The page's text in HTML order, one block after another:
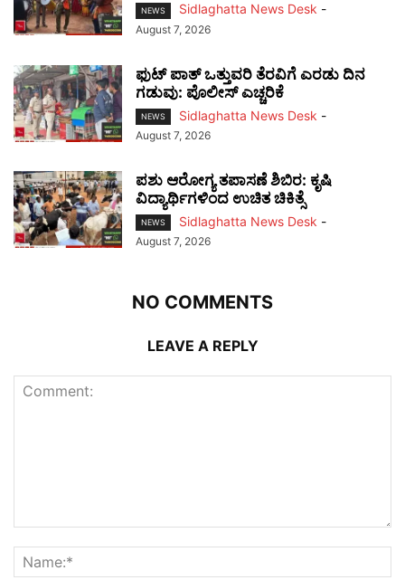
NEWS Sidlaghatta News Desk -
August 7, 2026
ಫುಟ್‌ ಪಾತ್ ಒತ್ತುವರಿ ತೆರವಿಗೆ ಎರಡು ದಿನ
ಗಡುವು: ಪೊಲೀಸ್ ಎಚ್ಚರಿಕೆ
NEWS Sidlaghatta News Desk -
August 7, 2026
ಪಶು ಆರೋಗ್ಯ ತಪಾಸಣೆ ಶಿಬಿರ: ಕೃಷಿ
ವಿದ್ಯಾರ್ಥಿಗಳಿಂದ ಉಚಿತ ಚಿಕಿತ್ಸೆ
NEWS Sidlaghatta News Desk -
August 7, 2026
NO COMMENTS
LEAVE A REPLY